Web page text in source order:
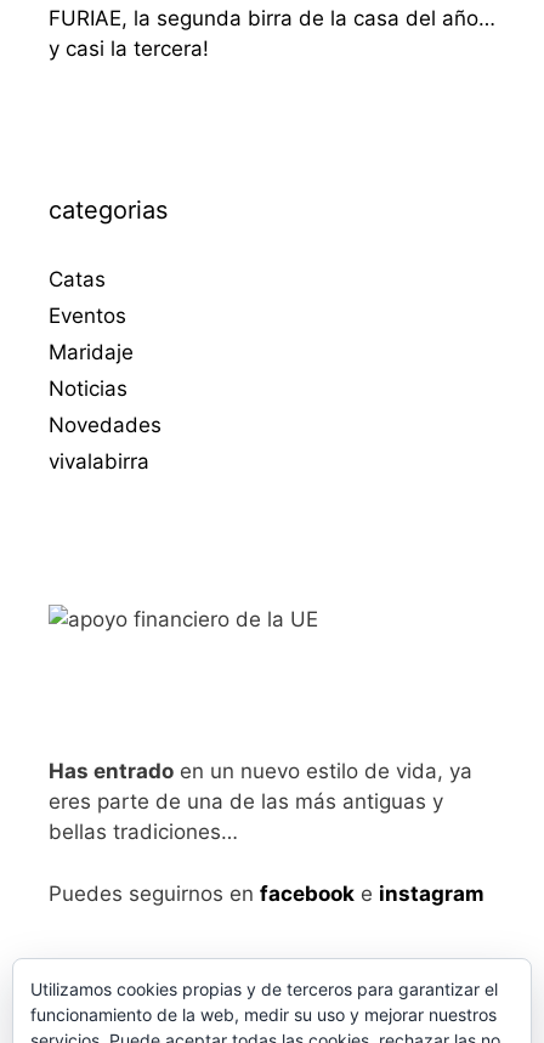
FURIAE, la segunda birra de la casa del año…
y casi la tercera!
categorias
Catas
Eventos
Maridaje
Noticias
Novedades
vivalabirra
Has entrado en un nuevo estilo de vida, ya
eres parte de una de las más antiguas y
bellas tradiciones…
Puedes seguirnos en facebook e instagram
Utilizamos cookies propias y de terceros para garantizar el
funcionamiento de la web, medir su uso y mejorar nuestros